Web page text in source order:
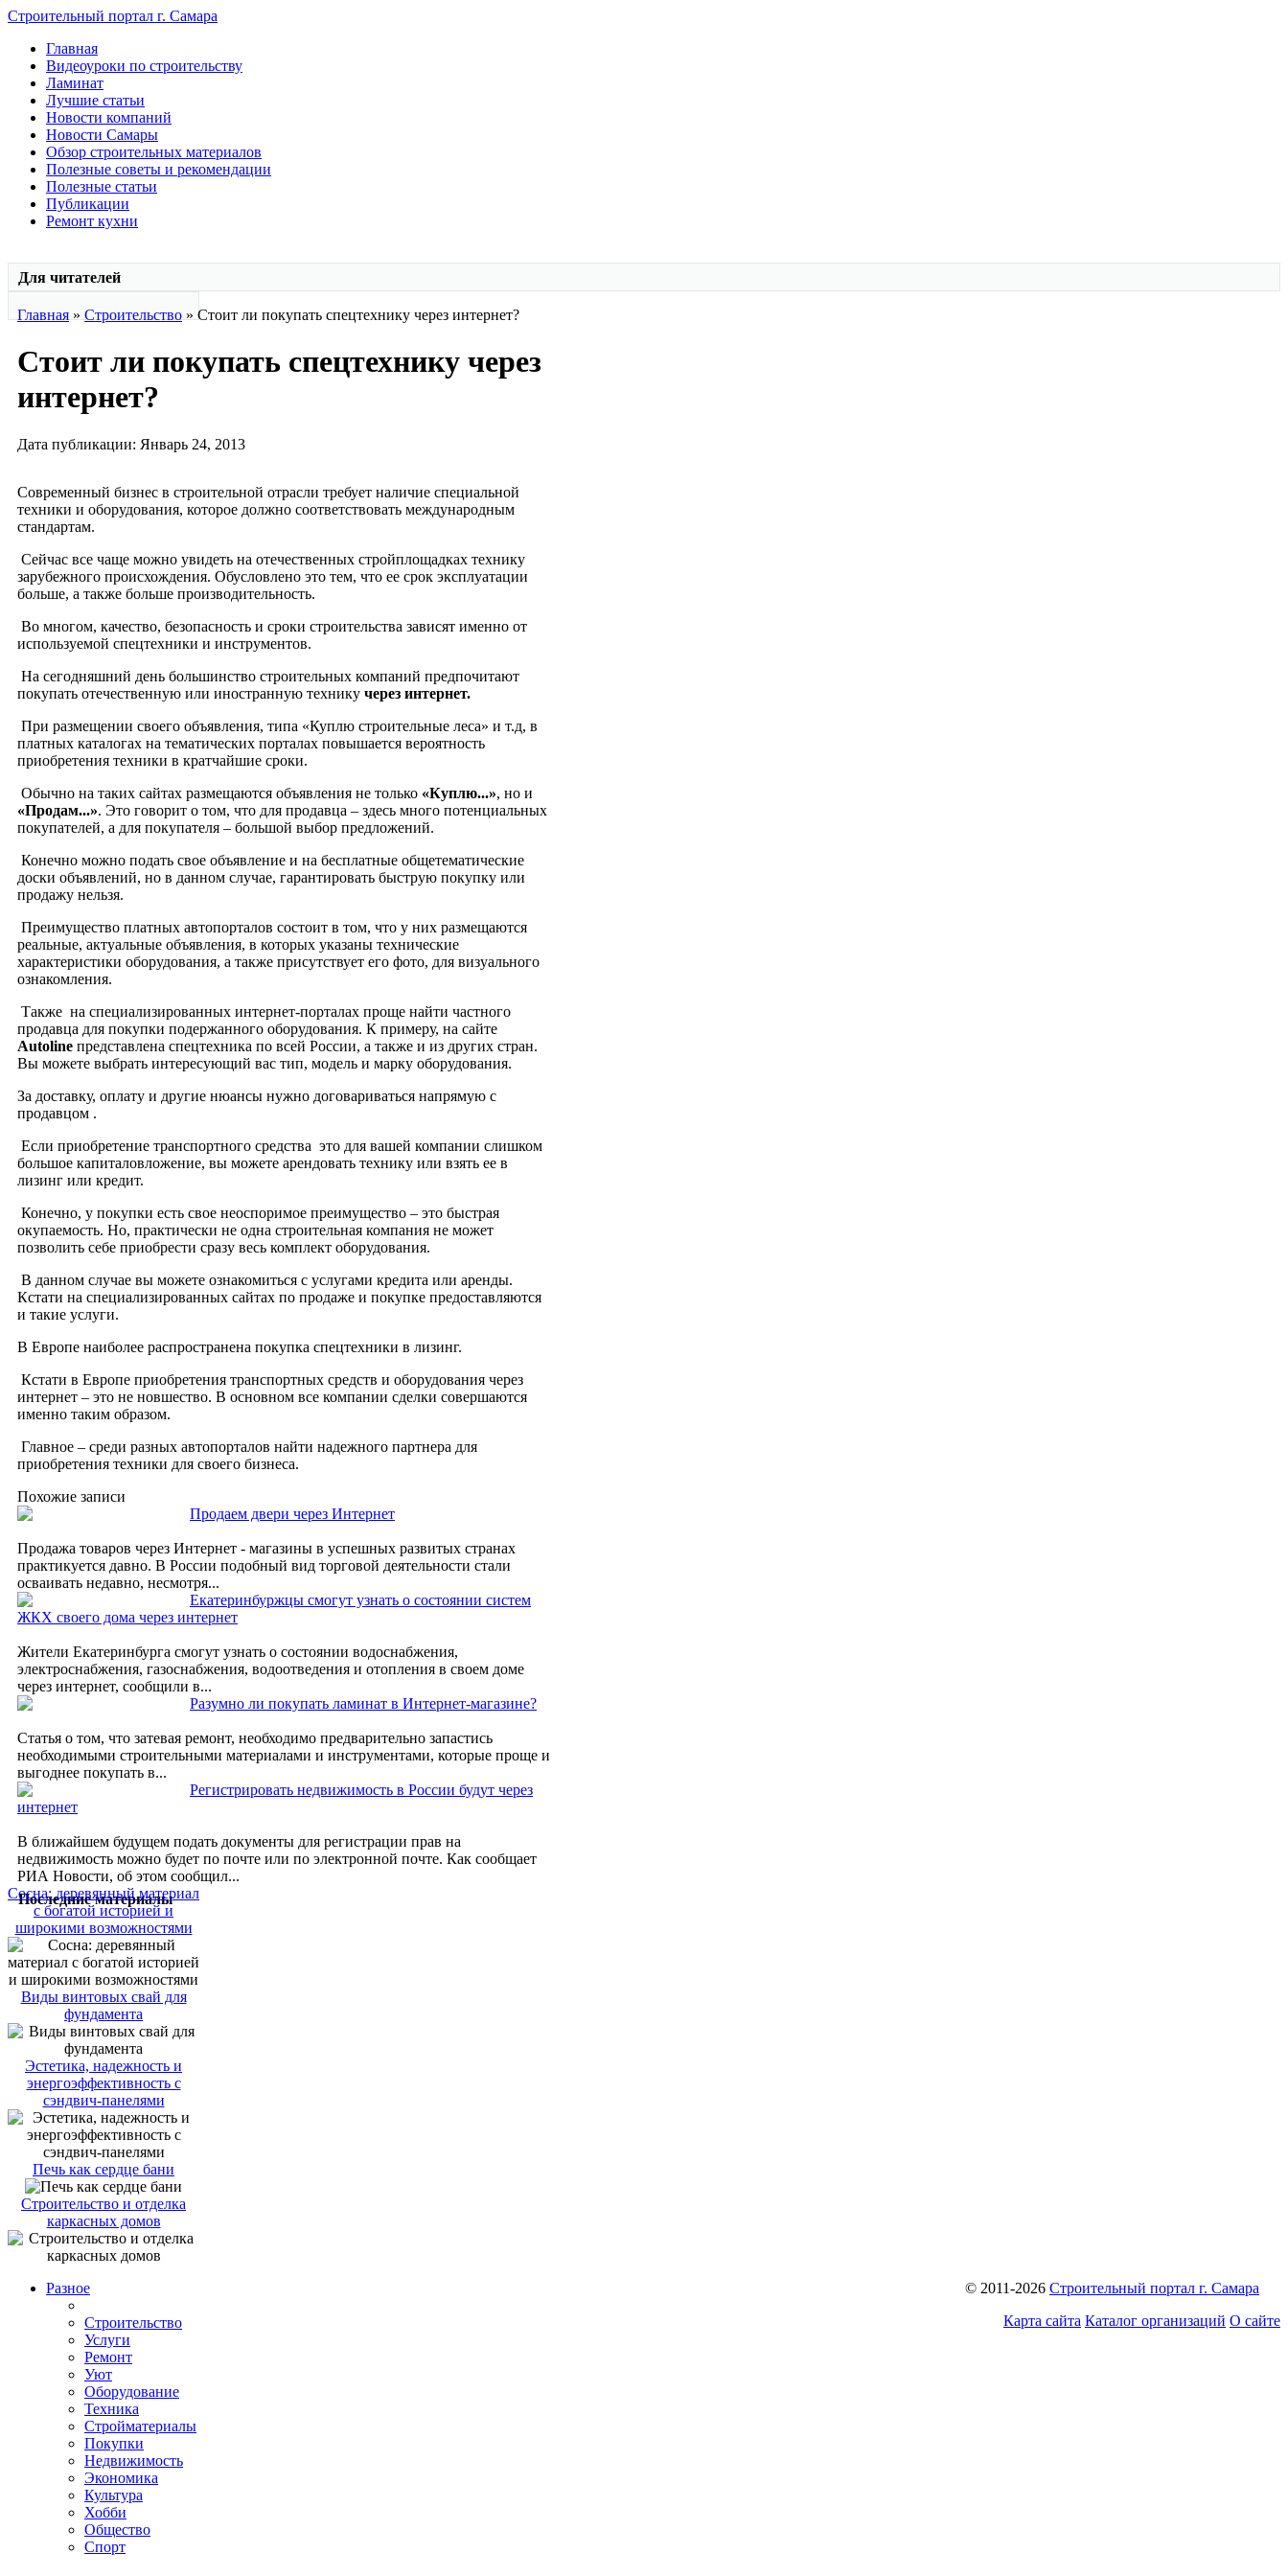
Строительный портал г. Самара
Главная
Видеоуроки по строительству
Ламинат
Лучшие статьи
Новости компаний
Новости Самары
Обзор строительных материалов
Полезные советы и рекомендации
Полезные статьи
Публикации
Ремонт кухни
Для читателей
Главная » Строительство » Стоит ли покупать спецтехнику через интернет?
Стоит ли покупать спецтехнику через
интернет?
Дата публикации: Январь 24, 2013
Современный бизнес в строительной отрасли требует наличие специальной
техники и оборудования, которое должно соответствовать международным
стандартам.
Сейчас все чаще можно увидеть на отечественных стройплощадках технику
зарубежного происхождения. Обусловлено это тем, что ее срок эксплуатации
больше, а также больше производительность.
Во многом, качество, безопасность и сроки строительства зависят именно от
используемой спецтехники и инструментов.
На сегодняшний день большинство строительных компаний предпочитают
покупать отечественную или иностранную технику через интернет.
При размещении своего объявления, типа «Куплю строительные леса» и т.д, в
платных каталогах на тематических порталах повышается вероятность
приобретения техники в кратчайшие сроки.
Обычно на таких сайтах размещаются объявления не только «Куплю...», но и
«Продам...». Это говорит о том, что для продавца – здесь много потенциальных
покупателей, а для покупателя – большой выбор предложений.
Конечно можно подать свое объявление и на бесплатные общетематические
доски объявлений, но в данном случае, гарантировать быструю покупку или
продажу нельзя.
Преимущество платных автопорталов состоит в том, что у них размещаются
реальные, актуальные объявления, в которых указаны технические
характеристики оборудования, а также присутствует его фото, для визуального
ознакомления.
Также на специализированных интернет-порталах проще найти частного
продавца для покупки подержанного оборудования. К примеру, на сайте
Autoline представлена спецтехника по всей России, а также и из других стран.
Вы можете выбрать интересующий вас тип, модель и марку оборудования.
За доставку, оплату и другие нюансы нужно договариваться напрямую с
продавцом .
Если приобретение транспортного средства это для вашей компании слишком
большое капиталовложение, вы можете арендовать технику или взять ее в
лизинг или кредит.
Конечно, у покупки есть свое неоспоримое преимущество – это быстрая
окупаемость. Но, практически не одна строительная компания не может
позволить себе приобрести сразу весь комплект оборудования.
В данном случае вы можете ознакомиться с услугами кредита или аренды.
Кстати на специализированных сайтах по продаже и покупке предоставляются
и такие услуги.
В Европе наиболее распространена покупка спецтехники в лизинг.
Кстати в Европе приобретения транспортных средств и оборудования через
интернет – это не новшество. В основном все компании сделки совершаются
именно таким образом.
Главное – среди разных автопорталов найти надежного партнера для
приобретения техники для своего бизнеса.
Похожие записи
Продаем двери через Интернет
Продажа товаров через Интернет - магазины в успешных развитых странах
практикуется давно. В России подобный вид торговой деятельности стали
осваивать недавно, несмотря...
Екатеринбуржцы смогут узнать о состоянии систем
ЖКХ своего дома через интернет
Жители Екатеринбурга смогут узнать о состоянии водоснабжения,
электроснабжения, газоснабжения, водоотведения и отопления в своем доме
через интернет, сообщили в...
Разумно ли покупать ламинат в Интернет-магазине?
Статья о том, что затевая ремонт, необходимо предварительно запастись
необходимыми строительными материалами и инструментами, которые проще и
выгоднее покупать в...
Регистрировать недвижимость в России будут через
интернет
В ближайшем будущем подать документы для регистрации прав на
недвижимость можно будет по почте или по электронной почте. Как сообщает
РИА Новости, об этом сообщил...
Последние материалы
Сосна: деревянный материал
с богатой историей и
широкими возможностями
Виды винтовых свай для
фундамента
Эстетика, надежность и
энергоэффективность с
сэндвич-панелями
Печь как сердце бани
Строительство и отделка
каркасных домов
© 2011-2026 Строительный портал г. Самара
Карта сайта Каталог организаций О сайте
Разное
Строительство
Услуги
Ремонт
Уют
Оборудование
Техника
Стройматериалы
Покупки
Недвижимость
Экономика
Культура
Хобби
Общество
Спорт